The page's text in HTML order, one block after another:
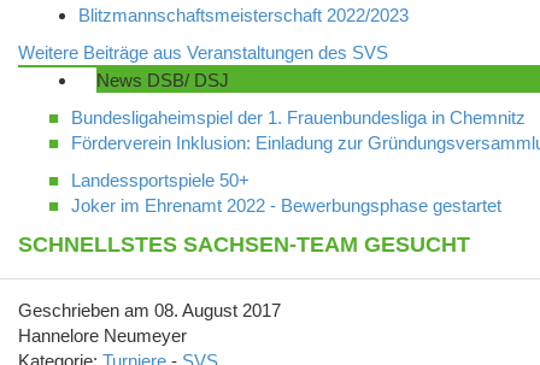
Blitzmannschaftsmeisterschaft 2022/2023
Weitere Beiträge aus Veranstaltungen des SVS
News DSB/ DSJ
Bundesligaheimspiel der 1. Frauenbundesliga in Chemnitz
Förderverein Inklusion: Einladung zur
Landessportspiele 50+
Joker im Ehrenamt 2022 - Bewerbungsphase gestartet
SCHNELLSTES SACHSEN-TEAM GESUCHT
Geschrieben am 08. August 2017
Hannelore Neumeyer
Kategorie: Turniere - SVS